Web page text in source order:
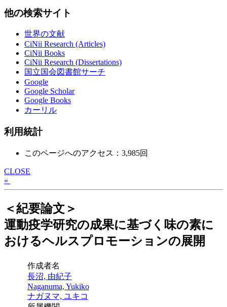
他の検索サイト
世界の文献
CiNii Research (Articles)
CiNii Books
CiNii Research (Dissertations)
国立国会図書館サーチ
Google
Google Scholar
Google Books
カーリル
利用統計
このページへのアクセス：3,985回
CLOSE
»
＜紀要論文＞
運動疫学研究の成果に基づく味の素に
おけるヘルスプロモーションの展開
作成者名
長沼, 由紀子
Naganuma, Yukiko
ナガヌマ, ユキコ